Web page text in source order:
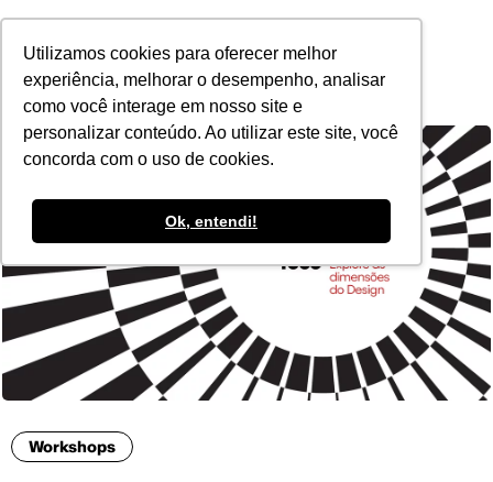
Utilizamos cookies para oferecer melhor
experiência, melhorar o desempenho, analisar
como você interage em nosso site e
personalizar conteúdo. Ao utilizar este site, você
concorda com o uso de cookies.
Ok, entendi!
POR
Workshops